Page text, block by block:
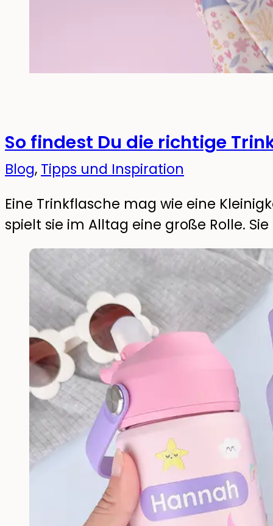
So findest Du die richtige
Blog, Tipps und Inspiration
Eine Trinkflasche mag wie eine
spielt sie im Alltag eine große Rolle.